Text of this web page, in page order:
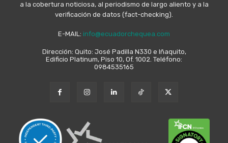
a la cobertura noticiosa, al periodismo de largo aliento y a la
verificación de datos (fact-checking).
E-MAIL: info@ecuadorchequea.com
Dirección: Quito: José Padilla N330 e Iñaquito,
Edificio Platinum, Piso 10, Of. 1002. Teléfono:
0984535165